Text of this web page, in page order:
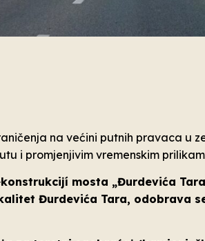
na većini putnih pravaca u
i promjenjivim vremenskim
mosta „Đurdevića
Đurdevića Tara, odobrava